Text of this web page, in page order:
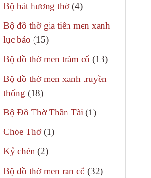
Bộ bát hương thờ 44
Bộ đồ thờ gia tiên men xanh
lục bảo
1515
Bộ đồ thờ men tràm cổ 1313
Bộ đồ thờ men xanh truyền
thống
1818
Bộ Đồ Thờ Thần Tài 11
Chóe Thờ 11
Kỷ chén 22
Bộ đồ thờ men rạn cổ 3232